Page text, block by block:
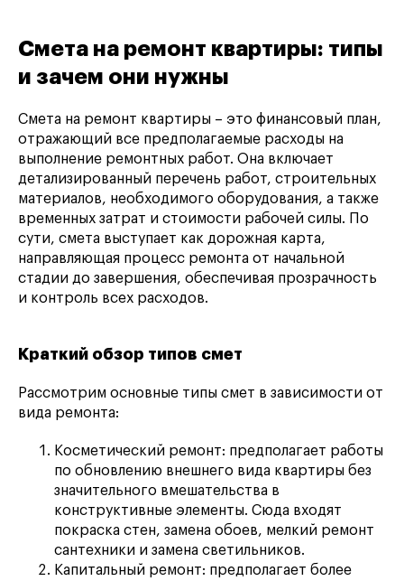
Смета на ремонт квартиры: типы
и зачем они нужны
Смета на ремонт квартиры – это финансовый план,
отражающий все предполагаемые расходы на
выполнение ремонтных работ. Она включает
детализированный перечень работ, строительных
материалов, необходимого оборудования, а также
временных затрат и стоимости рабочей силы. По
сути, смета выступает как дорожная карта,
направляющая процесс ремонта от начальной
стадии до завершения, обеспечивая прозрачность
и контроль всех расходов.
Краткий обзор типов смет
Рассмотрим основные типы смет в зависимости от
вида ремонта:
Косметический ремонт: предполагает работы
по обновлению внешнего вида квартиры без
значительного вмешательства в
конструктивные элементы. Сюда входят
покраска стен, замена обоев, мелкий ремонт
сантехники и замена светильников.
Капитальный ремонт: предполагает более